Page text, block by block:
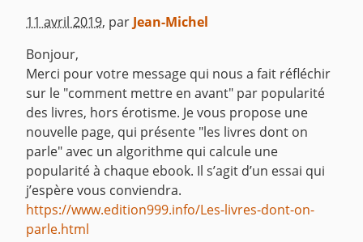
^
11 avril 2019, par Jean-Michel
Bonjour,
Merci pour votre message qui nous a fait réfléchir
sur le "comment mettre en avant" par popularité
des livres, hors érotisme. Je vous propose une
nouvelle page, qui présente "les livres dont on
parle" avec un algorithme qui calcule une
popularité à chaque ebook. Il s’agit d’un essai qui
j’espère vous conviendra.
https://www.edition999.info/Les-livres-dont-on-
parle.html